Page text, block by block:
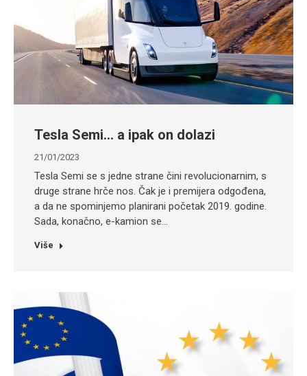
Tesla Semi… a ipak on dolazi
21/01/2023
Tesla Semi se s jedne strane čini revolucionarnim, s
druge strane hrče nos. Čak je i premijera odgođena,
a da ne spominjemo planirani početak 2019. godine.
Sada, konačno, e-kamion se…
Više